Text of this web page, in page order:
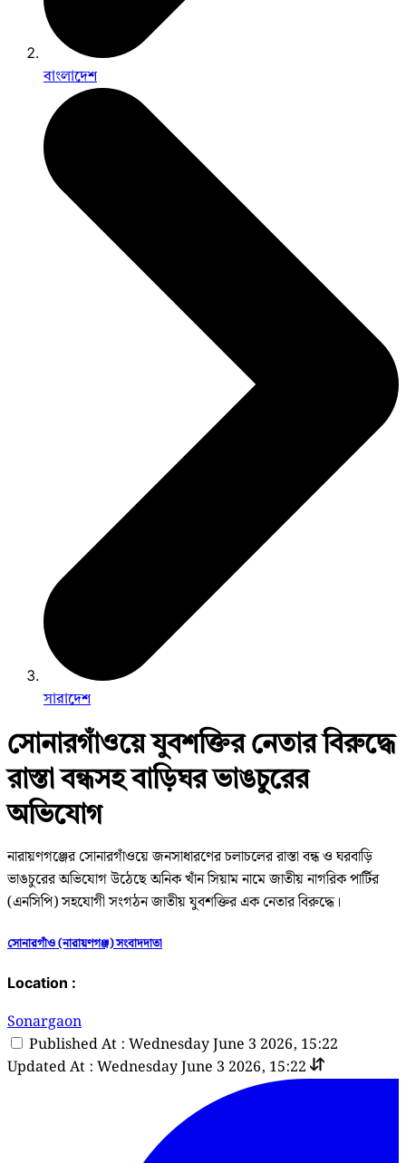
বাংলাদেশ
সারাদেশ
সোনারগাঁওয়ে যুবশক্তির নেতার বিরুদ্ধে
রাস্তা বন্ধসহ বাড়িঘর ভাঙচুরের
অভিযোগ
নারায়ণগঞ্জের সোনারগাঁওয়ে জনসাধারণের চলাচলের রাস্তা বন্ধ ও ঘরবাড়ি
ভাঙচুরের অভিযোগ উঠেছে অনিক খাঁন সিয়াম নামে জাতীয় নাগরিক পার্টির
(এনসিপি) সহযোগী সংগঠন জাতীয় যুবশক্তির এক নেতার বিরুদ্ধে।
সোনারগাঁও (নারায়ণগঞ্জ) সংবাদদাতা
Location :
Sonargaon
Published At : Wednesday June 3 2026, 15:22
Updated At : Wednesday June 3 2026, 15:22